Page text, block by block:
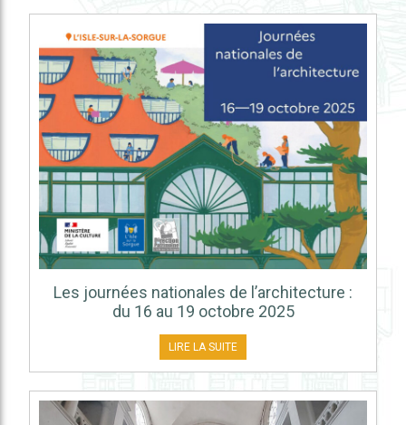
Les journées nationales de l’architecture :
du 16 au 19 octobre 2025
LIRE LA SUITE